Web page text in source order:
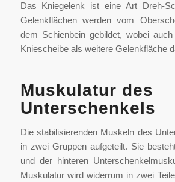
Das Kniegelenk ist eine Art Dreh-
Gelenkflächen werden vom
dem Schienbein gebildet, wobei
Kniescheibe als weitere Gelenkfläche
Muskulatur des
Unterschenkels
Die stabilisierenden Muskeln des
in zwei Gruppen aufgeteilt. Sie
und der hinteren
Muskulatur wird widerrum in zwei